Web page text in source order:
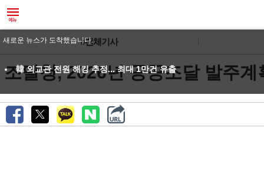
#전체기사
조달청, 2026년 공공조달 발주
새로운 뉴스가 도착했습니다.
韓 외교관 전원 해킹 추정... 최대 1만건 유출